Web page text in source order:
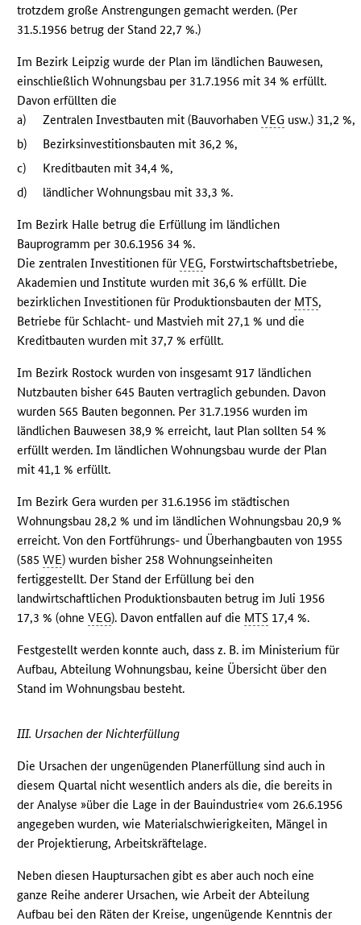
trotzdem große Anstrengungen gemacht werden. (Per
31.5.1956 betrug der Stand 22,7 %.)
Im Bezirk Leipzig wurde der Plan im ländlichen Bauwesen,
einschließlich Wohnungsbau per 31.7.1956 mit 34 % erfüllt.
Davon erfüllten die
a)
Zentralen Investbauten mit (BauvorhabenVEG usw.) 31,2 %,
b)
Bezirksinvestitionsbauten mit 36,2 %,
c)
Kreditbauten mit 34,4 %,
d)
ländlicher Wohnungsbau mit 33,3 %.
Im Bezirk Halle betrug die Erfüllung im ländlichen
Bauprogramm per 30.6.1956 34 %.
Die zentralen Investitionen fürVEG, Forstwirtschaftsbetriebe,
Akademien und Institute wurden mit 36,6 % erfüllt. Die
bezirklichen Investitionen für Produktionsbauten der MTS,
Betriebe für Schlacht- und Mastvieh mit 27,1 % und die
Kreditbauten wurden mit 37,7 % erfüllt.
Im Bezirk Rostock wurden von insgesamt 917 ländlichen
Nutzbauten bisher 645 Bauten vertraglich gebunden. Davon
wurden 565 Bauten begonnen. Per 31.7.1956 wurden im
ländlichen Bauwesen 38,9 % erreicht, laut Plan sollten 54 %
erfüllt werden. Im ländlichen Wohnungsbau wurde der Plan
mit 41,1 % erfüllt.
Im Bezirk Gera wurden per 31.6.1956 im städtischen
Wohnungsbau 28,2 % und im ländlichen Wohnungsbau 20,9 %
erreicht. Von den Fortführungs- und Überhangbauten von 1955
(585WE) wurden bisher 258 Wohnungseinheiten
fertiggestellt. Der Stand der Erfüllung bei den
landwirtschaftlichen Produktionsbauten betrug im Juli 1956
17,3 % (ohneVEG). Davon entfallen auf die MTS 17,4 %.
Festgestellt werden konnte auch, dass z. B. im Ministerium für
Aufbau, Abteilung Wohnungsbau, keine Übersicht über den
Stand im Wohnungsbau besteht.
III. Ursachen der Nichterfüllung
Die Ursachen der ungenügenden Planerfüllung sind auch in
diesem Quartal nicht wesentlich anders als die, die bereits in
der Analyse »über die Lage in der Bauindustrie« vom 26.6.1956
angegeben wurden, wie Materialschwierigkeiten, Mängel in
der Projektierung, Arbeitskräftelage.
Neben diesen Hauptursachen gibt es aber auch noch eine
ganze Reihe anderer Ursachen, wie Arbeit der Abteilung
Aufbau bei den Räten der Kreise, ungenügende Kenntnis der